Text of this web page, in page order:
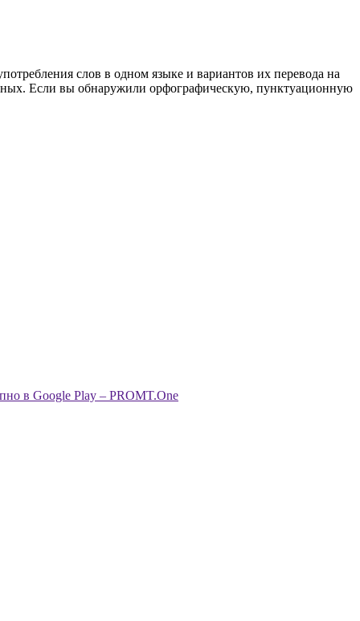
слов в одном языке и вариантов их перевода на
Если вы обнаружили орфографическую, пунктуационную